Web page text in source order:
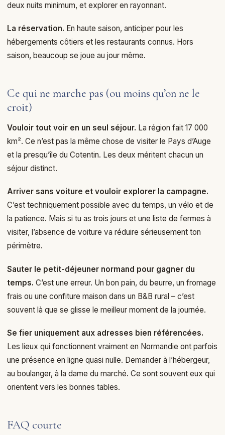
deux nuits minimum, et explorer en rayonnant.
La réservation. En haute saison, anticiper pour les
hébergements côtiers et les restaurants connus. Hors
saison, beaucoup se joue au jour même.
Ce qui ne marche pas (ou moins qu’on ne le
croit)
Vouloir tout voir en un seul séjour. La région fait 17 000
km². Ce n’est pas la même chose de visiter le Pays d’Auge
et la presqu’île du Cotentin. Les deux méritent chacun un
séjour distinct.
Arriver sans voiture et vouloir explorer la campagne.
C’est techniquement possible avec du temps, un vélo et de
la patience. Mais si tu as trois jours et une liste de fermes à
visiter, l’absence de voiture va réduire sérieusement ton
périmètre.
Sauter le petit-déjeuner normand pour gagner du
temps. C’est une erreur. Un bon pain, du beurre, un fromage
frais ou une confiture maison dans un B&B rural – c’est
souvent là que se glisse le meilleur moment de la journée.
Se fier uniquement aux adresses bien référencées.
Les lieux qui fonctionnent vraiment en Normandie ont parfois
une présence en ligne quasi nulle. Demander à l’hébergeur,
au boulanger, à la dame du marché. Ce sont souvent eux qui
orientent vers les bonnes tables.
FAQ courte